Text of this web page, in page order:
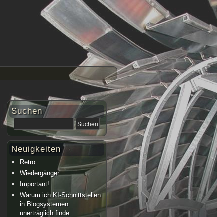
Suchen
Neuigkeiten
Retro
Wiedergänger
Important!
Warum ich KI-Schnittstellen
in Blogsystemen
unerträglich finde